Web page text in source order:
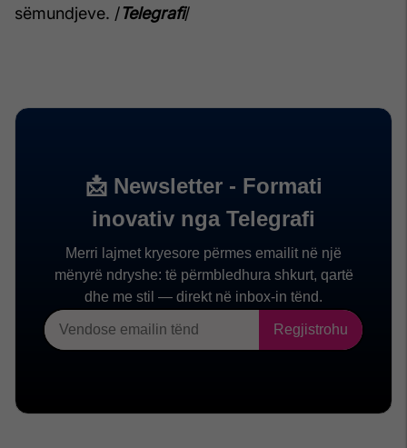
sëmundjeve. /Telegrafi/